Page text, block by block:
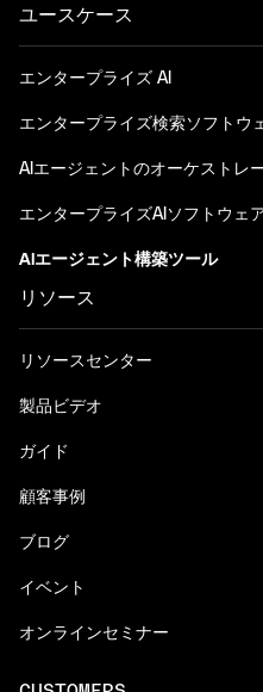
ユースケース
エンタープライズ AI
エンタープライズ検索ソフトウ
AIエージェントのオーケストレ
エンタープライズAIソフトウェ
AIエージェント構築ツール
リソース
リソースセンター
製品ビデオ
ガイド
顧客事例
ブログ
イベント
オンラインセミナー